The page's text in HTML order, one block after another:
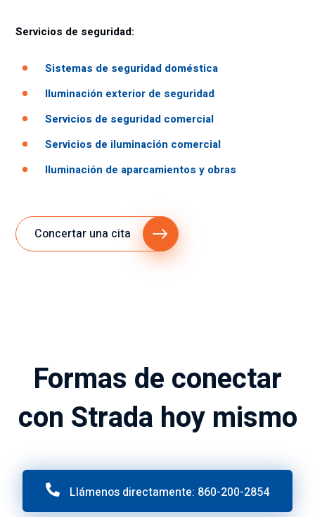
Servicios de seguridad:
Sistemas de seguridad doméstica
Iluminación exterior de seguridad
Servicios de seguridad comercial
Servicios de iluminación comercial
Iluminación de aparcamientos y obras
Concertar una cita
Formas de conectar
con Strada hoy mismo
Llámenos directamente: 860-200-2854